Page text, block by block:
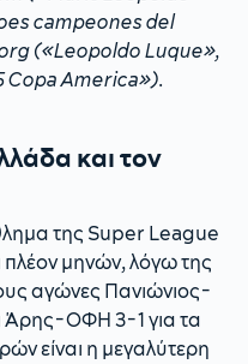
campeones del
(«Leopoldo Luque»,
Copa America»).
και τον
της Super League
μηνών, λόγω της
αγώνες Πανιώνιος-
Άρης-ΟΦΗ 3-1 για τα
είναι η μεγαλύτερη